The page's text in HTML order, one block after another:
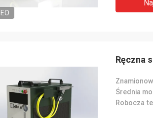
Ręczna
Średnia